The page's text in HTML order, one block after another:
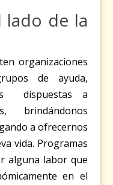
lado de la
organizaciones
de ayuda,
dispuestas a
brindándonos
a ofrecernos
vida. Programas
alguna labor que
en el